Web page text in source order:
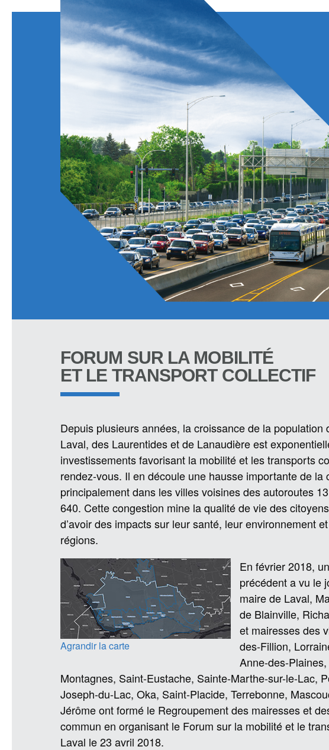
FORUM SUR LA MOBILITÉ
ET LE TRANSPORT COLLECTIF
Depuis plusieurs années, la croissance de la population
Laval, des Laurentides et de Lanaudière est
investissements favorisant la mobilité et les transports
rendez-vous. Il en découle une hausse importante de la
principalement dans les villes voisines des autoroutes
640. Cette congestion mine la qualité de vie des
d’avoir des impacts sur leur santé, leur environnement
régions.
Agrandir la carte
En février 2018,
précédent a vu le
maire de Laval,
de Blainville,
et mairesses des
des-Fillion,
Anne-des-
Montagnes, Saint-Eustache, Sainte-Marthe-sur-le-Lac,
Joseph-du-Lac, Oka, Saint-Placide, Terrebonne,
Jérôme ont formé le Regroupement des mairesses et
commun en organisant le Forum sur la mobilité et le
Laval le 23 avril 2018.